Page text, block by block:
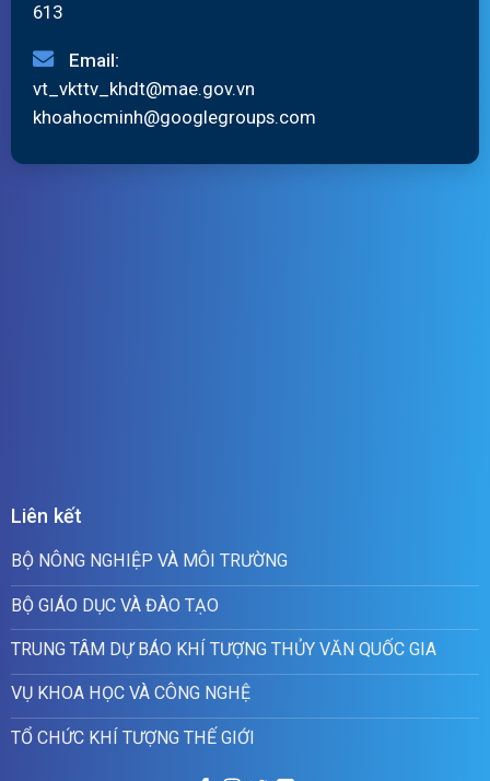
613
Email:
vt_vkttv_khdt@mae.gov.vn
khoahocminh@googlegroups.com
Liên kết
BỘ NÔNG NGHIỆP VÀ MÔI TRƯỜNG
BỘ GIÁO DỤC VÀ ĐÀO TẠO
TRUNG TÂM DỰ BÁO KHÍ TƯỢNG THỦY VĂN QUỐC GIA
VỤ KHOA HỌC VÀ CÔNG NGHỆ
TỔ CHỨC KHÍ TƯỢNG THẾ GIỚI